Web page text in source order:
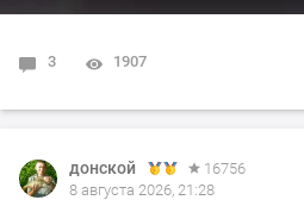
3 1907
донской
16756
8 августа 2026, 21:28